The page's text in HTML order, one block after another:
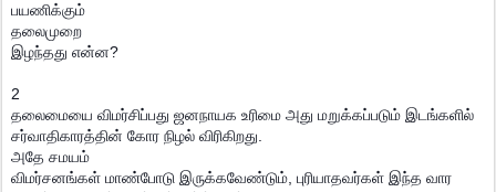
பயணிக்கும்
தலைமுறை
இழந்தது என்ன?
2
தலைமையை விமர்சிப்பது ஜனநாயக உரிமை அது மறுக்கப்படும் இடங்களில்
சர்வாதிகாரத்தின் கோர நிழல் விரிகிறது.
அதே சமயம்
விமர்சனங்கள் மாண்போடு இருக்கவேண்டும், புரியாதவர்கள் இந்த வார